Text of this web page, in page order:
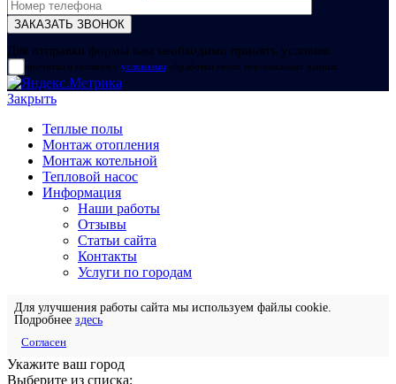
Для отправки формы вам необходимо принять условия:
прочитал и согласен с условиями обработки своих персональных данных
Закрыть
Теплые полы
Монтаж отопления
Монтаж котельной
Тепловой насос
Информация
Наши работы
Отзывы
Статьи сайта
Контакты
Услуги по городам
Для улучшения работы сайта мы используем файлы cookie.
Подробнее здесь
Согласен
Укажите ваш город
Выберите из списка: